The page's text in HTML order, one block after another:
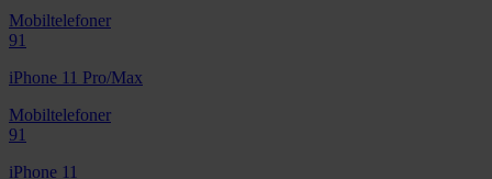
Mobiltelefoner
91
iPhone 11 Pro/Max
Mobiltelefoner
91
iPhone 11